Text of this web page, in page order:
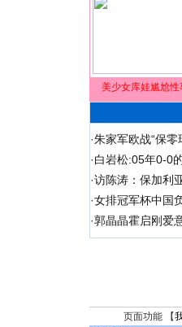
美少女库娃尴尬性
·朱家军欧战“保
·白岩松:05年0-0
·访陈涛：保加利
·女排冠军杯中国
·郭晶晶霍启刚爱
页面功能 【